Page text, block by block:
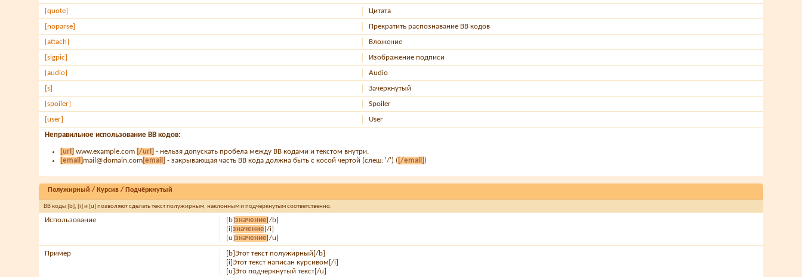
Цитата
[quote]
Прекратить распознавание BB кодов
[noparse]
Вложение
[attach]
Изображение подписи
[sigpic]
Audio
[audio]
Зачеркнутый
[s]
Spoiler
[spoiler]
User
[user]
Неправильное использование BB кодов:
[url] www.example.com [/url] - нельзя допускать пробела между BB кодами и текстом внутри.
[email] mail@domain.com [email] - закрывающая часть BB кода должна быть с косой чертой (слеш: '/') ( [/email])
Полужирный / Курсив / Подчёркнутый
BB коды [b], [i] и [u] позволяют сделать текст полужирным, наклонным и подчёркнутым соответственно.
[b]значение [/b]
[i]значение [/i]
[u]значение [/u]
Использование
[b]Этот текст полужирный[/b]
[i]Этот текст написан курсивом[/i]
[u]Это подчёркнутый текст[/u]
Пример